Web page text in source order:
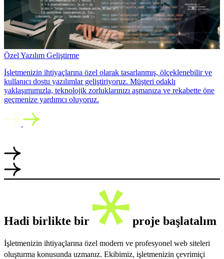
Özel Yazılım Geliştirme
İşletmenizin ihtiyaçlarına özel olarak tasarlanmış, ölçeklenebilir ve
kullanıcı dostu yazılımlar geliştiriyoruz. Müşteri odaklı
yaklaşımımızla, teknolojik zorluklarınızı aşmanıza ve rekabette öne
geçmenize yardımcı oluyoruz.
Hadi birlikte bir proje başlatalım
İşletmenizin ihtiyaçlarına özel modern ve profesyonel web siteleri
oluşturma konusunda uzmanız. Ekibimiz, işletmenizin çevrimiçi